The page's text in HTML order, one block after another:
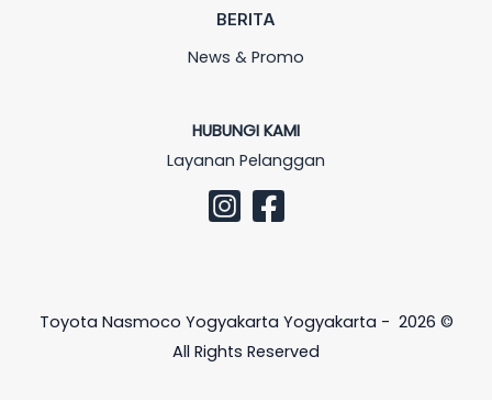
BERITA
News & Promo
HUBUNGI KAMI
Layanan Pelanggan
Toyota Nasmoco Yogyakarta Yogyakarta - 2026 ©
All Rights Reserved